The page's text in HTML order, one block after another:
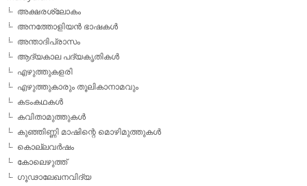
അക്ഷരശ്ലോകം
അനത്തോളിയന്‍ ഭാഷകള്‍
അന്താദിപ്രാസം
ആദ്യകാല പദ്യകൃതികള്‍
എഴുത്തുകളരി
എഴുത്തുകാരും തൂലികാനാമവും
കടംകഥകള്‍
കവിതാമുത്തുകള്‍
കുഞ്ഞിണ്ണി മാഷിന്റെ മൊഴിമുത്തുകള്‍
കൊല്ലവര്‍ഷം
കോലെഴുത്ത്
ഗൂഢാലേഖനവിദ്യ